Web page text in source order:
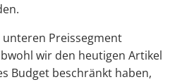
unteren Preissegment
wir den heutigen Artikel
Budget beschränkt haben,